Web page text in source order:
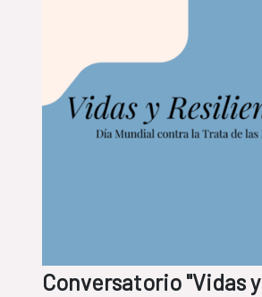
Conversatorio "Vidas y